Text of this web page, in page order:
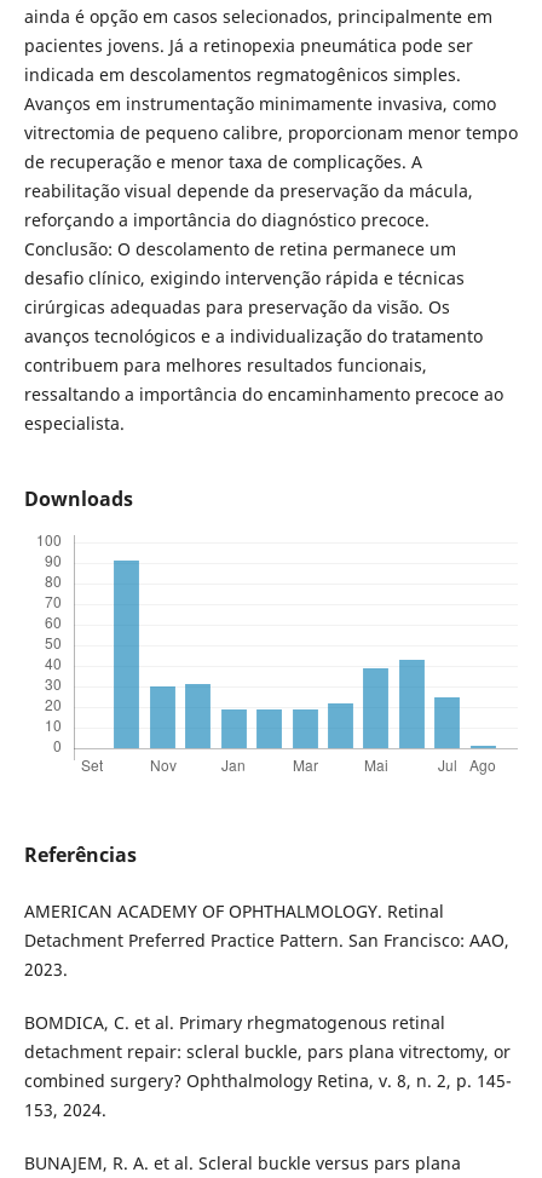
ainda é opção em casos selecionados, principalmente em
pacientes jovens. Já a retinopexia pneumática pode ser
indicada em descolamentos regmatogênicos simples.
Avanços em instrumentação minimamente invasiva, como
vitrectomia de pequeno calibre, proporcionam menor tempo
de recuperação e menor taxa de complicações. A
reabilitação visual depende da preservação da mácula,
reforçando a importância do diagnóstico precoce.
Conclusão: O descolamento de retina permanece um
desafio clínico, exigindo intervenção rápida e técnicas
cirúrgicas adequadas para preservação da visão. Os
avanços tecnológicos e a individualização do tratamento
contribuem para melhores resultados funcionais,
ressaltando a importância do encaminhamento precoce ao
especialista.
Downloads
Referências
AMERICAN ACADEMY OF OPHTHALMOLOGY. Retinal
Detachment Preferred Practice Pattern. San Francisco: AAO,
2023.
BOMDICA, C. et al. Primary rhegmatogenous retinal
detachment repair: scleral buckle, pars plana vitrectomy, or
combined surgery? Ophthalmology Retina, v. 8, n. 2, p. 145-
153, 2024.
BUNAJEM, R. A. et al. Scleral buckle versus pars plana